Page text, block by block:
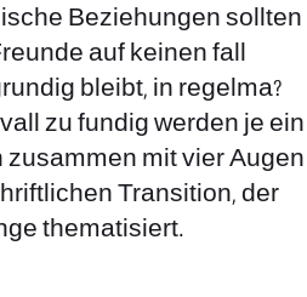
Beziehungen sollten
auf keinen fall
bleibt, in regelma?
zu fundig werden je ein
mit vier Augen
Transition, der
thematisiert.